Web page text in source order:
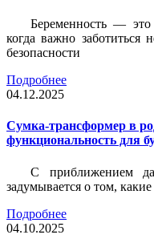
Беременность —
когда важно заботиться
безопасности
Подробнее
04.12.2025
Сумка-трансформер в
функциональность для
С приближением
задумывается о том,
Подробнее
04.10.2025